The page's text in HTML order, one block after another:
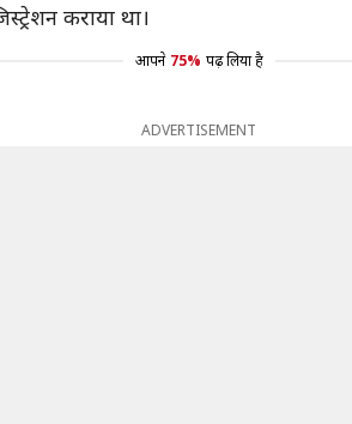
कराया था।
आपने 75% पढ़ लिया है
ADVERTISEMENT